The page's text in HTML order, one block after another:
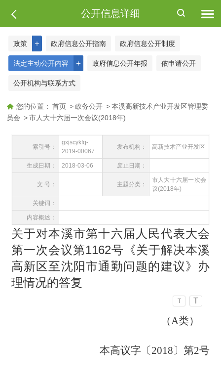
公开信息详细
＋
政策 政府信息公开指南 政府信息公开制度
＋
法定主动公开内容 政府信息公开年报 依申请公开
公开机构与联系方式
您的位置： 首页 > 政务公开 > 本溪高新技术产业开发区管理委
员会 > 市人大十六届一次会议(2018年)
索引号：
gxjscykfq-
2019-00067
发布机构： 高新技术产业开发区
生成日期： 2018-03-06 废止日期：
文 号： 主题分类：
市人大十六届一次会
议(2018年)
关键词：
内容概述：
关于对本溪市第十六届人民代表大会
第一次会议第1162号《关于解决本溪
高新区至沈阳市通勤问题的建议》办
理情况的答复
T T
（ A类）
本高议字〔2018〕第2号